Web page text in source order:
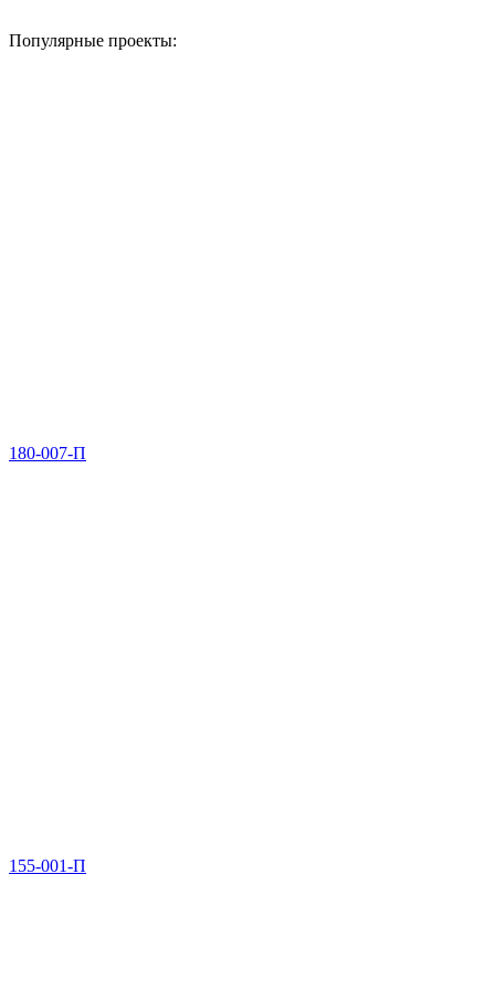
Популярные проекты:
180-007-П
155-001-П